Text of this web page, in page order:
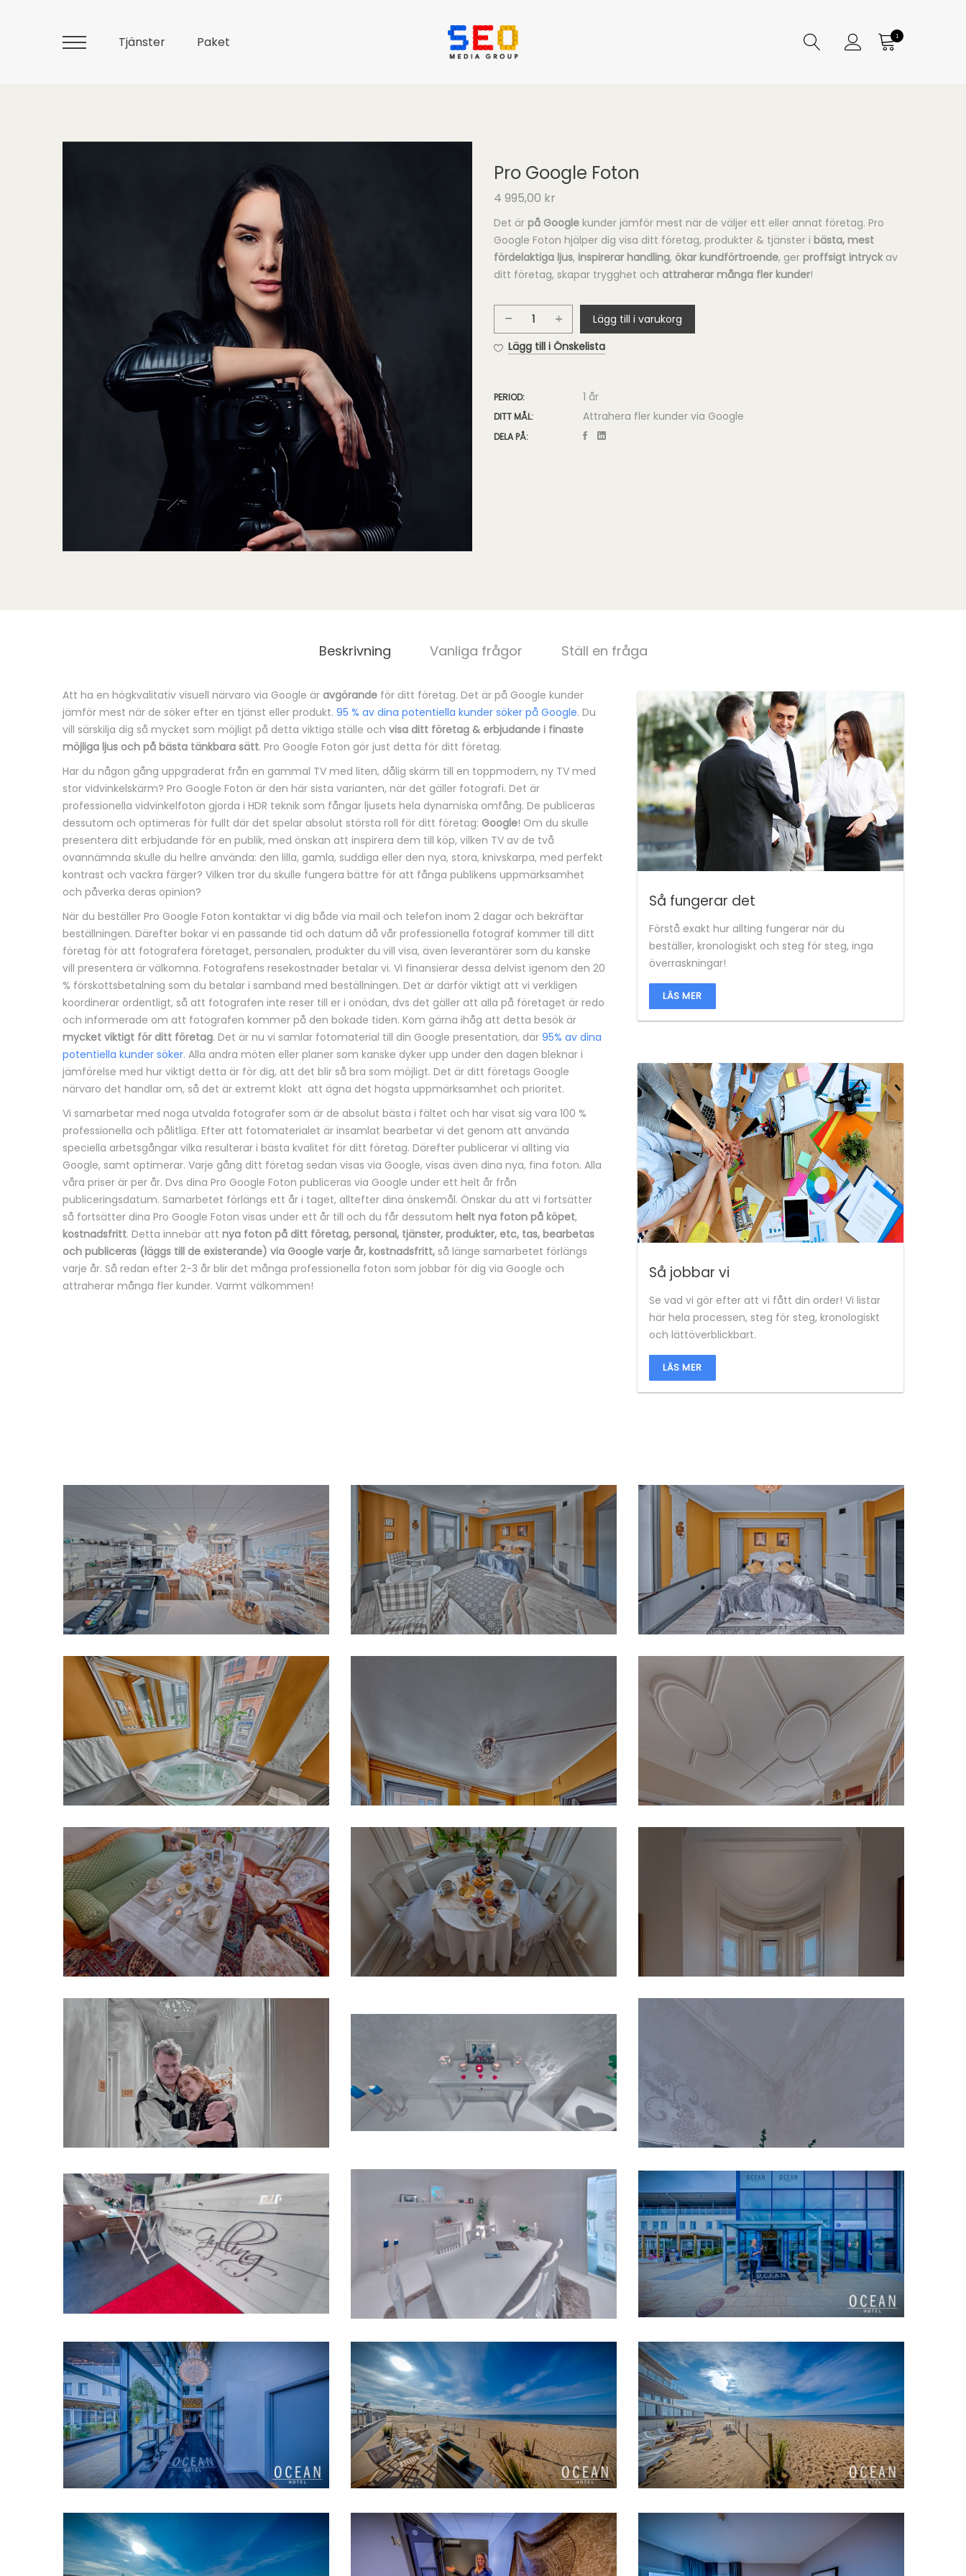
HuvudmenyTjänster Paket 1
Pro Google Foton
4 995,00 kr
Det är på Google kunder jämför mest när de väljer ett eller annat företag. Pro
Google Foton hjälper dig visa ditt företag, produkter & tjänster i bästa, mest
fördelaktiga ljus, inspirerar handling, ökar kundförtroende, ger proffsigt intryckav
ditt företag, skapar trygghet och attraherar många fler kunder!
Pro
Google
Lägg till i varukorg
Lägg till i Önskelista
PERIOD: 1 år
DITT MÅL: Attrahera fler kunder via Google
DELA PÅ:
Beskrivning Vanliga frågor Ställ en fråga
B
e
s
k
r
i
v
n
i
n
g
Att ha en högkvalitativ visuell närvaro via Google är avgörande för ditt företag. Det är på Google kunder
jämför mest när de söker efter en tjänst eller produkt. 95 % av dina potentiella kunder söker på Google. Du
vill särskilja dig så mycket som möjligt på detta viktiga ställe och visa ditt företag & erbjudande i finaste
möjliga ljus och på bästa tänkbara sätt. Pro Google Foton gör just detta för ditt företag.
Har du någon gång uppgraderat från en gammal TV med liten, dålig skärm till en toppmodern, ny TV med
stor vidvinkelskärm? Pro Google Foton är den här sista varianten, när det gäller fotografi. Det är
professionella vidvinkelfoton gjorda i HDR teknik som fångar ljusets hela dynamiska omfång. De publiceras
dessutom och optimeras för fullt där det spelar absolut största roll för ditt företag: Google! Om du skulle
presentera ditt erbjudande för en publik, med önskan att inspirera dem till köp, vilken TV av de två
ovannämnda skulle du hellre använda: den lilla, gamla, suddiga eller den nya, stora, knivskarpa, med perfekt
kontrast och vackra färger? Vilken tror du skulle fungera bättre för att fånga publikens uppmärksamhet
och påverka deras opinion?
När du beställer Pro Google Foton kontaktar vi dig både via mail och telefon inom 2 dagar och bekräftar
beställningen. Därefter bokar vi en passande tid och datum då vår professionella fotograf kommer till ditt
företag för att fotografera företaget, personalen, produkter du vill visa, även leverantörer som du kanske
vill presentera är välkomna. Fotografens resekostnader betalar vi. Vi finansierar dessa delvist igenom den 20
% förskottsbetalning som du betalar i samband med beställningen. Det är därför viktigt att vi verkligen
koordinerar ordentligt, så att fotografen inte reser till er i onödan, dvs det gäller att alla på företaget är redo
och informerade om att fotografen kommer på den bokade tiden. Kom gärna ihåg att detta besök är
mycket viktigt för ditt företag. Det är nu vi samlar fotomaterial till din Google presentation, där 95% av dina
potentiella kunder söker. Alla andra möten eller planer som kanske dyker upp under den dagen bleknar i
jämförelse med hur viktigt detta är för dig, att det blir så bra som möjligt. Det är ditt företags Google
närvaro det handlar om, så det är extremt klokt att ägna det högsta uppmärksamhet och prioritet.
Vi samarbetar med noga utvalda fotografer som är de absolut bästa i fältet och har visat sig vara 100 %
professionella och pålitliga. Efter att fotomaterialet är insamlat bearbetar vi det genom att använda
speciella arbetsgångar vilka resulterar i bästa kvalitet för ditt företag. Därefter publicerar vi allting via
Google, samt optimerar. Varje gång ditt företag sedan visas via Google, visas även dina nya, fina foton. Alla
våra priser är per år. Dvs dina Pro Google Foton publiceras via Google under ett helt år från
publiceringsdatum. Samarbetet förlängs ett år i taget, alltefter dina önskemål. Önskar du att vi fortsätter
så fortsätter dina Pro Google Foton visas under ett år till och du får dessutom helt nya foton på köpet,
kostnadsfritt. Detta innebär att nya foton på ditt företag, personal, tjänster, produkter, etc, tas, bearbetas
och publiceras (läggs till de existerande) via Google varje år, kostnadsfritt, så länge samarbetet förlängs
varje år. Så redan efter 2-3 år blir det många professionella foton som jobbar för dig via Google och
attraherar många fler kunder. Varmt välkommen!
Så fungerar det
Förstå exakt hur allting fungerar när du
beställer, kronologiskt och steg för steg, inga
överraskningar!
LÄS MER
Så jobbar vi
Se vad vi gör efter att vi fått din order! Vi listar
här hela processen, steg för steg, kronologiskt
och lättöverblickbart.
LÄS MER